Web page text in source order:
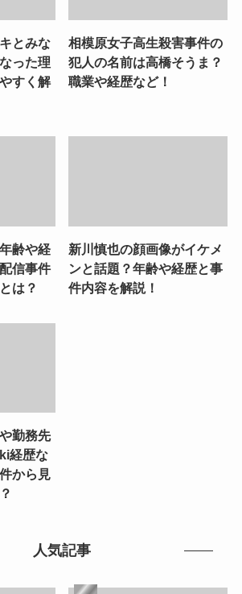
とみな
った理
すく解
相模原女子高生殺害事件の
犯人の名前は高橋そうま？
職業や経歴など！
齢や経
信事件
は？
新川慎也の顔画像がイケメ
ンと話題？年齢や経歴と事
件内容を解説！
勤務先
経歴な
から見
人気記事